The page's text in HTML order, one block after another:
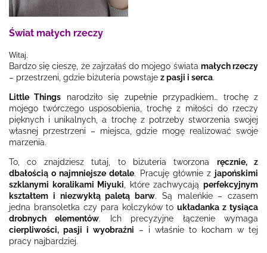
Świat małych rzeczy
Witaj.
Bardzo się cieszę, że zajrzałaś do mojego świata małych rzeczy
– przestrzeni, gdzie biżuteria powstaje z pasji i serca.
Little Things narodziło się zupełnie przypadkiem… trochę z
mojego twórczego usposobienia, trochę z miłości do rzeczy
pięknych i unikalnych, a trochę z potrzeby stworzenia swojej
własnej przestrzeni – miejsca, gdzie mogę realizować swoje
marzenia.
To, co znajdziesz tutaj, to biżuteria tworzona ręcznie, z
dbałością o najmniejsze detale. Pracuję głównie z japońskimi
szklanymi koralikami Miyuki, które zachwycająperfekcyjnym
kształtem i niezwykłą paletą barw. Są maleńkie – czasem
jedna bransoletka czy para kolczyków toukładanka z tysiąca
drobnych elementów. Ich precyzyjne łączenie wymaga
cierpliwości, pasji i wyobraźni – i właśnie to kocham w tej
pracy najbardziej.